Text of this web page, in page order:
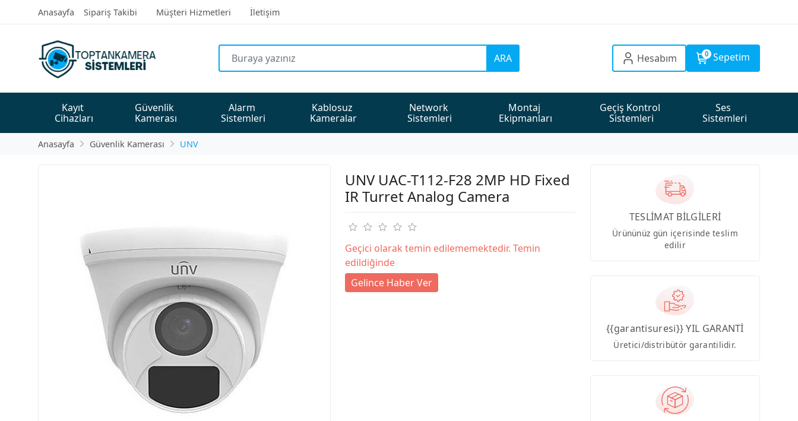
Anasayfa Sipariş Takibi Müşteri Hizmetleri İletişim
ARA Hesabım 0 Sepetim
Kayıt
Cihazları
Güvenlik
Kamerası
Alarm
Sistemleri
Kablosuz
Kameralar
Network
Sistemleri
Montaj
Ekipmanları
Geçiş Kontrol
Sistemleri
Ses
Sistemleri
Anasayfa Güvenlik Kamerası UNV
UNV UAC-T112-F28 2MP HD Fixed
IR Turret Analog Camera
Geçici olarak temin edilememektedir. Temin
edildiğinde
Gelince Haber Ver
TESLİMAT BİLGİLERİ
Ürününüz gün içerisinde teslim
edilir
{{garantisuresi}} YIL GARANTİ
Üretici/distribütör garantilidir.